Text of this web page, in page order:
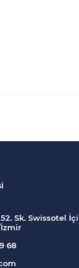
Sk. Swissotel
68